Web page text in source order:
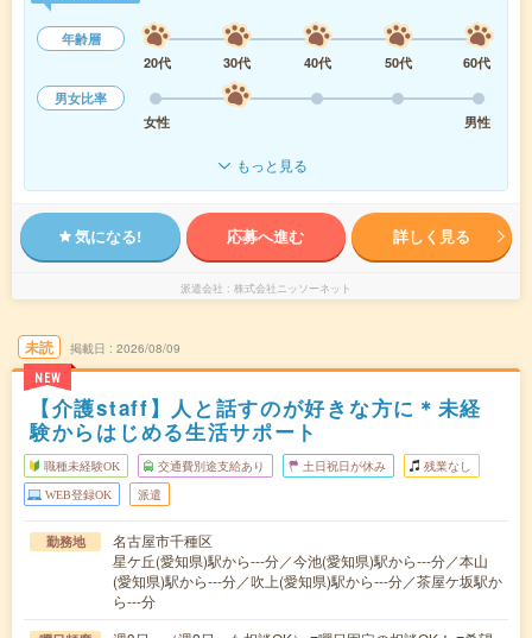
年齢層
20代
30代 40代 50代
60代
男女比率
女性
男性
もっと見る
気になる! 応募へ進む 詳しく見る
派遣会社 株式会社ニッソーネット
未読
NEW
掲載日 2026/08/09
【介護staff】人と話すのが好きな方に＊未経
験からはじめる生活サポート
職種未経験OK 交通費別途支給あり 土日祝日が休み 残業なし
WEB登録OK 派遣
勤務地
名古屋市千種区
星ケ丘(愛知県)駅から---分／今池(愛知県)駅から---分／本山
(愛知県)駅から---分／吹上(愛知県)駅から---分／茶屋ケ坂駅か
ら---分